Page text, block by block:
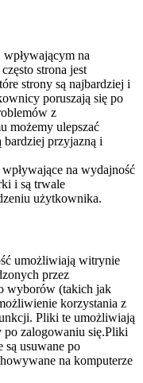
na
strona jest
strony są najbardziej i
poruszają się po
z
możemy ulepszać
przyjazną i
na wydajność
i są trwale
użytkownika.
umożliwiają witrynie
przez
wyborów (takich jak
korzystania z
Pliki te umożliwiają
zalogowaniu się.Pliki
są usuwane po
na komputerze